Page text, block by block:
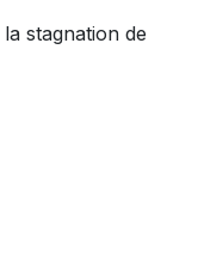
stagnation de